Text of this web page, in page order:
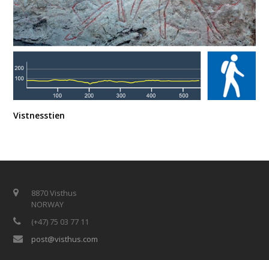
Vistnesstien
8870 Visthus
NORWAY
(+47) 75 03 77 11
post@visthus.com